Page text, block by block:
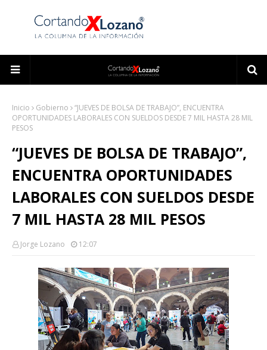
Inicio Gobierno
“JUEVES DE BOLSA DE TRABAJO”, ENCUENTRA
OPORTUNIDADES LABORALES CON SUELDOS DESDE 7 MIL HASTA 28 MIL
PESOS
“JUEVES DE BOLSA DE TRABAJO”,
ENCUENTRA OPORTUNIDADES
LABORALES CON SUELDOS DESDE
7 MIL HASTA 28 MIL PESOS
Jorge Lozano 12:07